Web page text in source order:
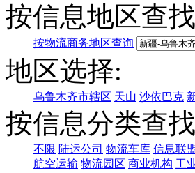
按信息地区查
按物流商务地区查询
地区选择:
乌鲁木齐市辖区 天山 沙依巴克
按信息分类查
不限 陆运公司 物流车库 信息联
航空运输 物流园区 商业机构 工